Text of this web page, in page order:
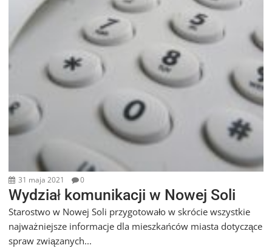
31 maja 2021 0
Wydział komunikacji w Nowej Soli
Starostwo w Nowej Soli przygotowało w skrócie wszystkie
najważniejsze informacje dla mieszkańców miasta dotyczące
spraw związanych...